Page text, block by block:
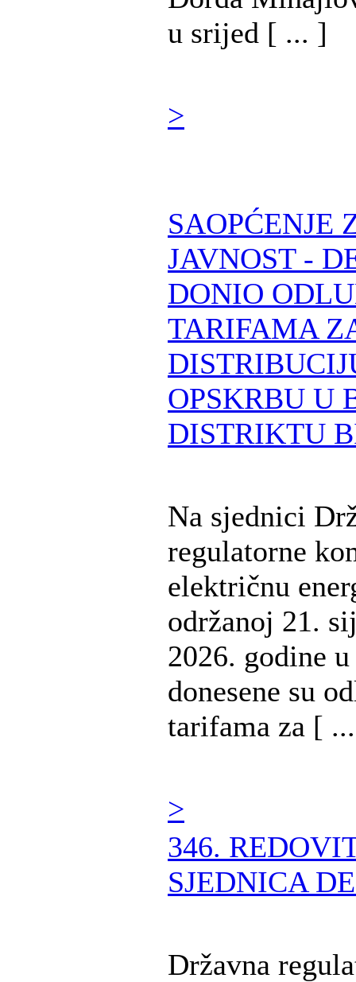
u srijed [ ... ]
>
SAOPĆENJE
JAVNOST -
DONIO
TARIFAMA
OPSKRBU U
DISTRIKTU
Na sjednici
regulatorne
električnu
održanoj 21.
2026. godine
donesene su
tarifama za [
>
346.
SJEDNICA
Državna